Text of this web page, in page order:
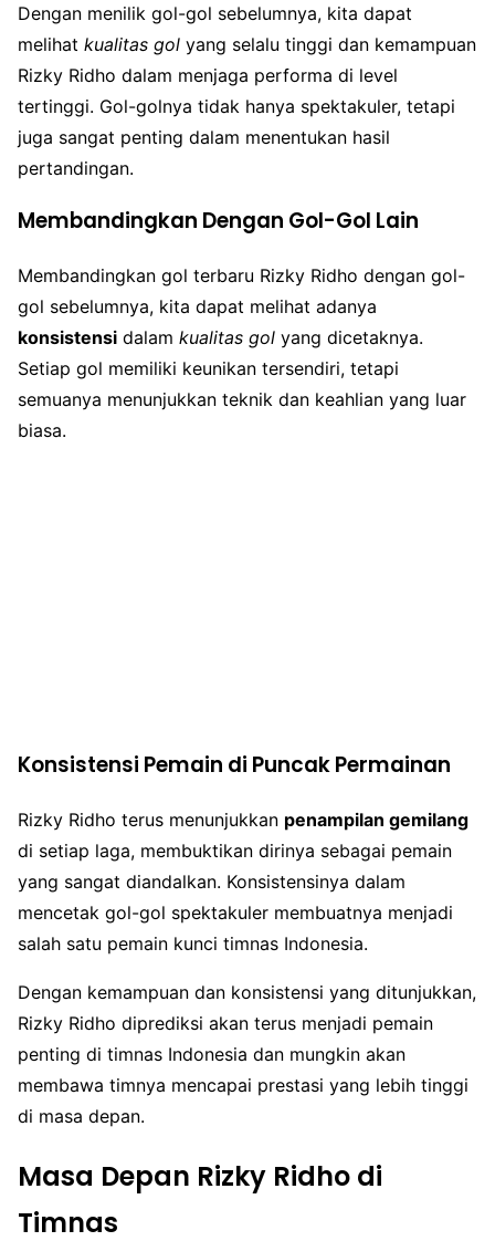
Dengan menilik gol-gol sebelumnya, kita dapat
melihat kualitas gol yang selalu tinggi dan kemampuan
Rizky Ridho dalam menjaga performa di level
tertinggi. Gol-golnya tidak hanya spektakuler, tetapi
juga sangat penting dalam menentukan hasil
pertandingan.
Membandingkan Dengan Gol-Gol Lain
Membandingkan gol terbaru Rizky Ridho dengan gol-
gol sebelumnya, kita dapat melihat adanya
konsistensi dalam kualitas gol yang dicetaknya.
Setiap gol memiliki keunikan tersendiri, tetapi
semuanya menunjukkan teknik dan keahlian yang luar
biasa.
Konsistensi Pemain di Puncak Permainan
Rizky Ridho terus menunjukkan penampilan gemilang
di setiap laga, membuktikan dirinya sebagai pemain
yang sangat diandalkan. Konsistensinya dalam
mencetak gol-gol spektakuler membuatnya menjadi
salah satu pemain kunci timnas Indonesia.
Dengan kemampuan dan konsistensi yang ditunjukkan,
Rizky Ridho diprediksi akan terus menjadi pemain
penting di timnas Indonesia dan mungkin akan
membawa timnya mencapai prestasi yang lebih tinggi
di masa depan.
Masa Depan Rizky Ridho di
Timnas